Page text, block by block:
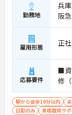
勤務地
兵
阪
雇用形態 正
応募要件
■資
修
駅から徒歩10分以内
日勤のみ
資格取得サポ